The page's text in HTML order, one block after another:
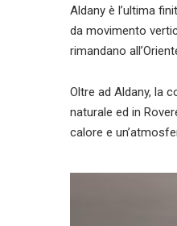
Aldany è l’ultima
da movimento
rimandano
Oltre ad Aldany, la
naturale ed in
calore e